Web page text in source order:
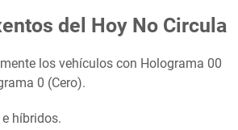
del Hoy No Circula
los vehículos con Holograma 00
0 (Cero).
híbridos.